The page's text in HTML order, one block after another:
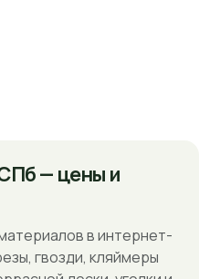
— цены и
в интернет-
гвозди, кляймеры